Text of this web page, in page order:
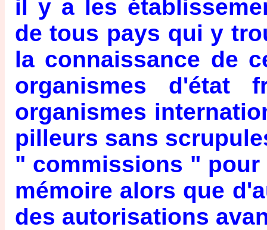
il y a les
de tous pays qui y
la connaissance de
organismes d'état
organismes
pilleurs sans
" commissions "
mémoire alors que
des autorisations